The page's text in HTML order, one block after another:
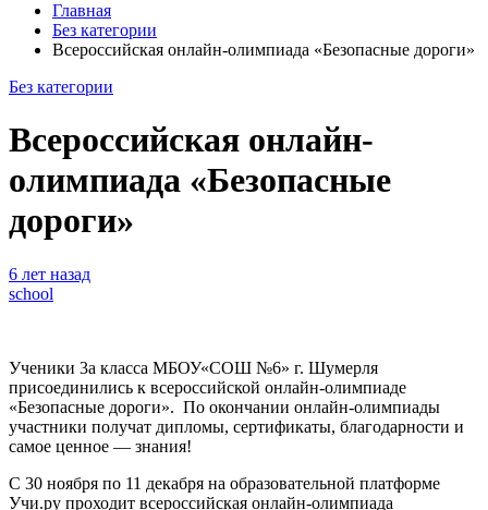
Главная
Без категории
Всероссийская онлайн-олимпиада «Безопасные дороги»
Без категории
Всероссийская онлайн-
олимпиада «Безопасные
дороги»
6 лет назад
school
Ученики 3а класса МБОУ«СОШ №6» г. Шумерля
присоединились к всероссийской онлайн-олимпиаде
«Безопасные дороги». По окончании онлайн-олимпиады
участники получат дипломы, сертификаты, благодарности и
самое ценное ― знания!
С 30 ноября по 11 декабря на образовательной платформе
Учи.ру проходит всероссийская онлайн-олимпиада